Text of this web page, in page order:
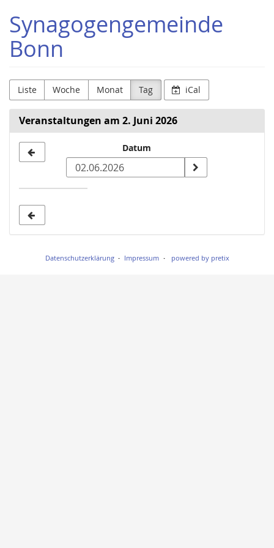
Haupt-
Inhalt
springen
Synagogengemeinde
Bonn
Liste Woche Monat Tag iCal
Veranstaltungen am 2. Juni 2026
zur
Anzeige
Datum
Datenschutzerklärung Impressum powered by pretix